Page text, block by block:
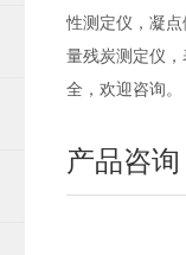
性测定仪，凝
量残炭测定仪
全，欢迎咨询。
产品咨询